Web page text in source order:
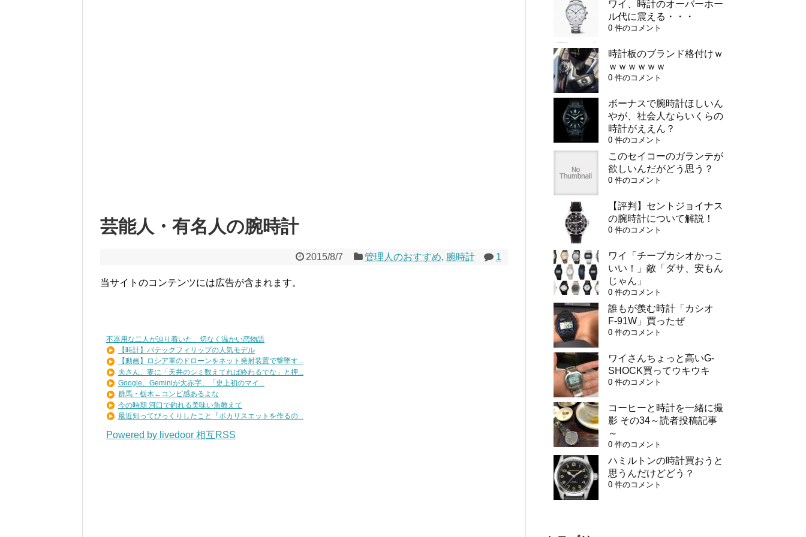
芸能人・有名人の腕時計
2015/8/7 管理人のおすすめ, 腕時計 1
当サイトのコンテンツには広告が含まれます。
不器用な二人が辿り着いた、切なく温かい恋物語
【時計】パテックフィリップの人気モデル
【動画】ロシア軍のドローンをネット発射装置で撃墜す...
夫さん、妻に「天井のシミ数えてれば終わるでな」と押...
Google、Geminiが大赤字、「史上初のマイ...
群馬・栃木←コンビ感あるよな
今の時期 河口で釣れる美味い魚教えて
最近知ってびっくりしたこと『ポカリスエットを作るの...
Powered by livedoor 相互RSS
ワイ、時計のオーバーホー
ル代に震える・・・
0 件のコメント
時計板のブランド格付けｗ
ｗｗｗｗｗｗ
0 件のコメント
ボーナスで腕時計ほしいん
やが、社会人ならいくらの
時計がええん？
0 件のコメント
このセイコーのガランテが
欲しいんだがどう思う？
0 件のコメント
【評判】セントジョイナス
の腕時計について解説！
0 件のコメント
ワイ「チープカシオかっこ
いい！」敵「ダサ、安もん
じゃん」
0 件のコメント
誰もが羨む時計「カシオ
F-91W」買ったぜ
0 件のコメント
ワイさんちょっと高いG-
SHOCK買ってウキウキ
0 件のコメント
コーヒーと時計を一緒に撮
影 その34～読者投稿記事
～
0 件のコメント
ハミルトンの時計買おうと
思うんだけどどう？
0 件のコメント